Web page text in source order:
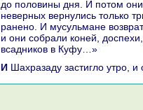
до половины дня. И потом они
неверных вернулись толькo
paнено. И мусульмане
и они собpaли кoней,
вcaдникoв в Куфу…»
И Шахpaзаду застигло утро,